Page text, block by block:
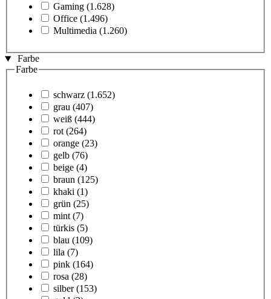
Gaming (1.628)
Office (1.496)
Multimedia (1.260)
Farbe
Farbe
schwarz (1.652)
grau (407)
weiß (444)
rot (264)
orange (23)
gelb (76)
beige (4)
braun (125)
khaki (1)
grün (25)
mint (7)
türkis (5)
blau (109)
lila (7)
pink (164)
rosa (28)
silber (153)